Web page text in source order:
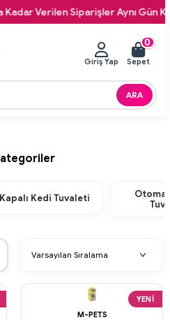
Siparişler Aynı Gün Kapınıza
ARA
Giriş Yap
0
Sepet
Kapalı Kedi Tuvaleti
YENI
M-PETS